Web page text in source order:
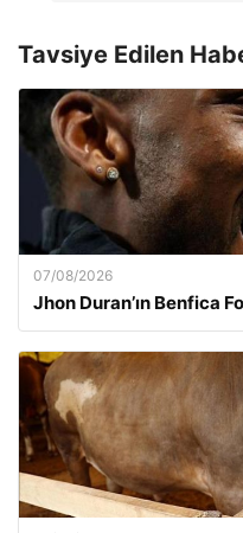
Tavsiye Edilen
07/08/2026
Jhon Duran’ın Benfica